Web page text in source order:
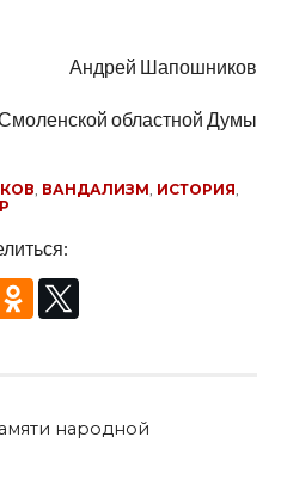
Андрей Шапошников
областной Думы
ВАНДАЛИЗМ ИСТОРИЯ
народной